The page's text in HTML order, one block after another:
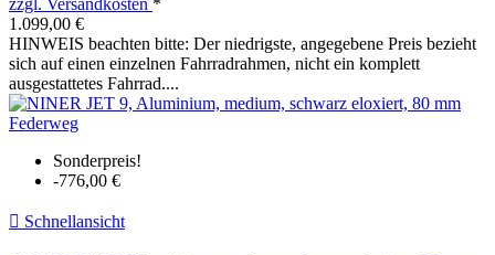
1.099,00 €
HINWEIS beachten bitte: Der niedrigste, angegebene Preis bezieht
sich auf einen einzelnen Fahrradrahmen, nicht ein komplett
ausgestattetes Fahrrad....
Sonderpreis!
-776,00 €
 Schnellansicht